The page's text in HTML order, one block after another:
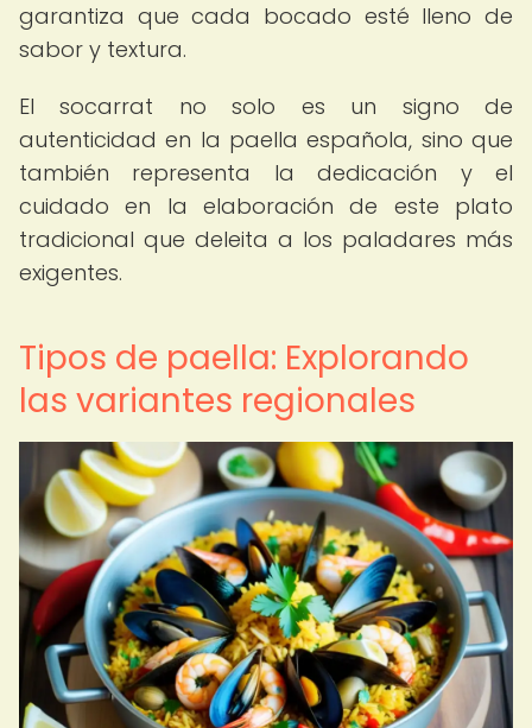
garantiza que cada bocado esté lleno de
sabor y textura.
El socarrat no solo es un signo de
autenticidad en la paella española, sino que
también representa la dedicación y el
cuidado en la elaboración de este plato
tradicional que deleita a los paladares más
exigentes.
Tipos de paella: Explorando
las variantes regionales